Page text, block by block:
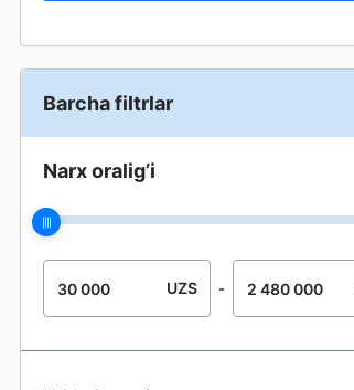
Barcha filtrlar
Narx oralig’i
UZS -